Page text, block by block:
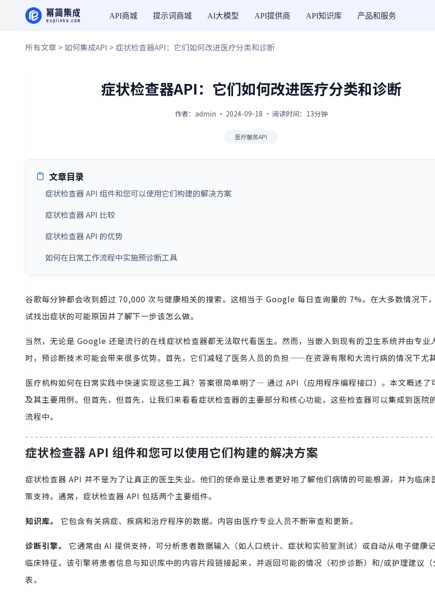
API商城 提示词商城 AI大模型 API提供商 API知识库 产品和服务
所有文章 >如何集成API > 症状检查器API：它们如何改进医疗分类和诊断
症状检查器API：它们如何改进医疗分类和诊断
作者：admin · 2024-09-18 · 阅读时间：13分钟
医疗服务API
文章目录
症状检查器 API 组件和您可以使用它们构建的解决方案
症状检查器 API 比较
症状检查器 API 的优势
如何在日常工作流程中实施预诊断工具
谷歌每分钟都会收到超过 70,000 次与健康相关的搜索。这相当于 Google 每日查询量的 7%。在大多数情况下
试找出症状的可能原因并了解下一步该怎么做。
当然，无论是 Google 还是流行的在线症状检查器都无法取代看医生。然而，当嵌入到现有的卫生系统并由专业
时，预诊断技术可能会带来很多优势。首先，它们减轻了医务人员的负担——在资源有限和大流行病的情况下尤其
医疗机构如何在日常实践中快速实现这些工具？答案很简单明了— 通过 API（应用程序编程接口）。本文概述了
及其主要用例。但首先，但首先，让我们来看看症状检查器的主要部分和核心功能，这些检查器可以集成到医院
流程中。
症状检查器 API 组件和您可以使用它们构建的解决方案
症状检查器 API 并不是为了让真正的医生失业。他们的使命是让患者更好地了解他们病情的可能根源，并为临床
策支持。通常，症状检查器 API 包括两个主要组件。
知识库。 它包含有关病症、疾病和治疗程序的数据。内容由医疗专业人员不断审查和更新。
诊断引擎。 它通常由 AI 提供支持，可分析患者数据输入（如人口统计、症状和实验室测试）或自动从电子健康
临床特征。该引擎将患者信息与知识库中的内容片段链接起来，并返回可能的情况（初步诊断）和/或护理建议（
表。